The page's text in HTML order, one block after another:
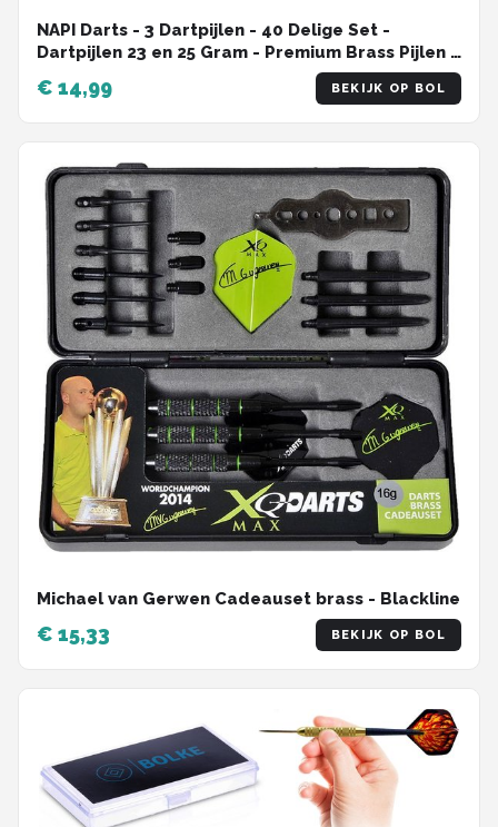
NAPI Darts - 3 Dartpijlen - 40 Delige Set -
Dartpijlen 23 en 25 Gram - Premium Brass Pijlen -
Hoge kwaliteit Steeltip - Inclusief Dart Flights - 2
Verschillende Lengtes - Inclusief Dart Case
€ 14,99 BEKIJK OP BOL
Michael van Gerwen Cadeauset brass - Blackline
€ 15,33 BEKIJK OP BOL